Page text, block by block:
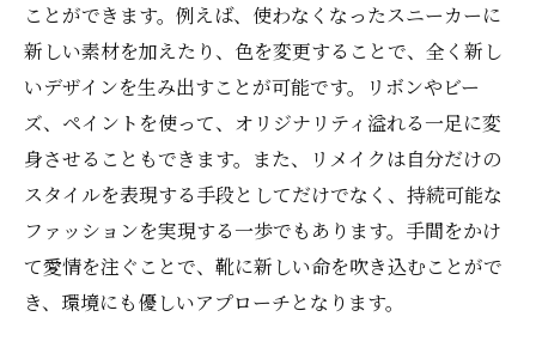
ことができます。例えば、使わなくなったスニーカーに
新しい素材を加えたり、色を変更することで、全く新し
いデザインを生み出すことが可能です。リボンやビー
ズ、ペイントを使って、オリジナリティ溢れる一足に変
身させることもできます。また、リメイクは自分だけの
スタイルを表現する手段としてだけでなく、持続可能な
ファッションを実現する一歩でもあります。手間をかけ
て愛情を注ぐことで、靴に新しい命を吹き込むことがで
き、環境にも優しいアプローチとなります。